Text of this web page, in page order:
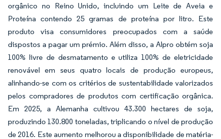
orgânico no Reino Unido, incluindo um Leite de Aveia e
Proteína contendo 25 gramas de proteína por litro. Este
produto visa consumidores preocupados com a saúde
dispostos a pagar um prémio. Além disso, a Alpro obtém soja
100% livre de desmatamento e utiliza 100% de eletricidade
renovável em seus quatro locais de produção europeus,
alinhando-se com os critérios de sustentabilidade valorizados
pelos compradores de produtos com certificação orgânica.
Em 2025, a Alemanha cultivou 43.300 hectares de soja,
produzindo 130.800 toneladas, triplicando o nível de produção
de 2016. Este aumento melhorou a disponibilidade de matéria-